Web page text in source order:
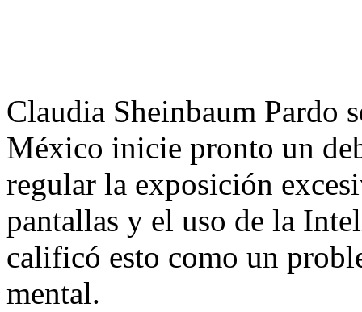
Claudia Sheinbaum Pardo
México inicie pronto un
regular la exposición
pantallas y el uso de la
calificó esto como un
mental.